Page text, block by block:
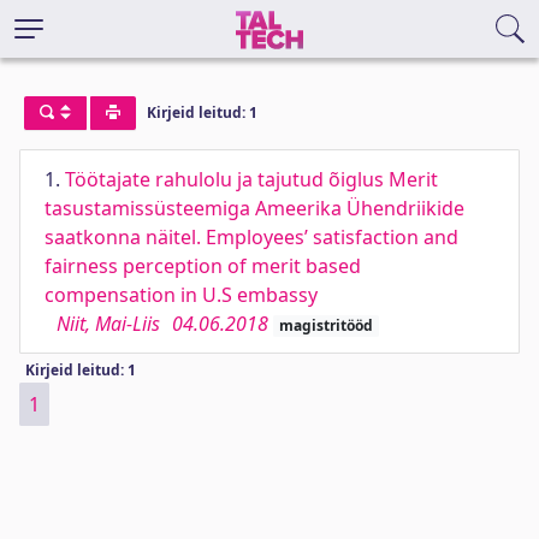
Kirjeid leitud: 1
1. Töötajate rahulolu ja tajutud õiglus Merit
tasustamissüsteemiga Ameerika Ühendriikide
saatkonna näitel. Employees’ satisfaction and
fairness perception of merit based
compensation in U.S embassy
Niit, Mai-Liis 04.06.2018 magistritööd
Kirjeid leitud: 1
1